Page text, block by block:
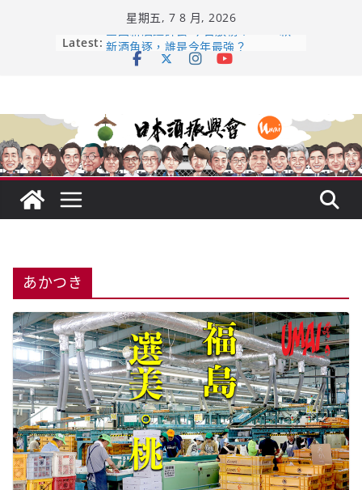
星期五, 7 8 月, 2026
Latest: 全国新酒鑑評会 今日放榜！𝟳𝟵𝟯 款
新酒角逐，誰是今年最強？
響 𝟭𝟮 年 復活了!
龜之井酒造：口說上手 – 山形純米大
吟釀的堅持與傳承 ～ くどき上手
日本酒類地理標示 (GI) 認定一覽表
あかつき